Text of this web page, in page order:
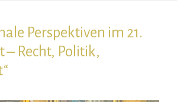
Perspektiven im 21.
– Recht, Politik,